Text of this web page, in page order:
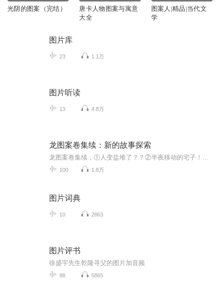
光阴的图案（完结）
唐卡人物图案与寓意
大全
图案人|精品|当代文
学
图片库
23 1.1万
图片听读
13 4.8万
龙图案卷集续：新的故事探索
100 1.8万
图片词典
10 2863
图片评书
徐盛宇先生乾隆寻父的图片加音频
88 5865